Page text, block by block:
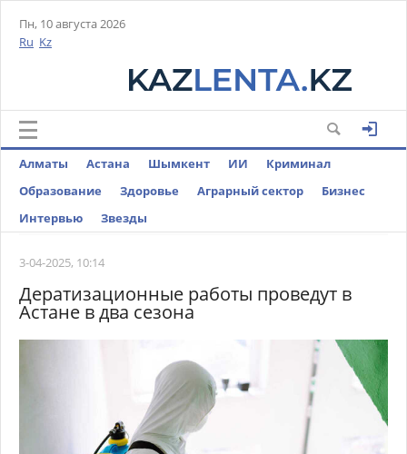
Пн, 10 августа 2026
Ru Kz
Алматы Астана Шымкент ИИ
Криминал
Образование
Здоровье Аграрный сектор
Бизнес
Интервью
Звезды
3-04-2025, 10:14
Дератизационные работы проведут в
Астане в два сезона